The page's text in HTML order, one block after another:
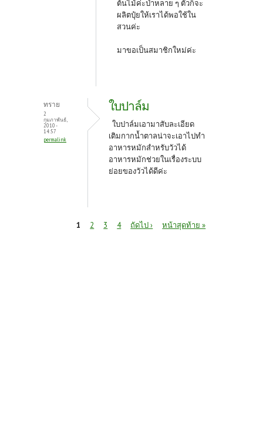
ต้นไม้ค่ะป่าหลาย ๆ ตัวก็จะ
ผลิตปุ๋ยให้เราได้พอใช้ใน
สวนค่ะ
มาขอเป็นสมาชิกใหม่ค่ะ
ทราย
2
กุมภาพันธ์,
2010 -
14:57
permalink
ใบปาล์ม
ใบปาล์มเอามาสับละเอียด
เติมกากน้ำตาลน่าจะเอาไปทำ
อาหารหมักสำหรับวัวได้
อาหารหมักช่วยในเรื่องระบบ
ย่อยของวัวได้ดีค่ะ
1 2 3 4 ถัดไป › หน้าสุดท้าย »